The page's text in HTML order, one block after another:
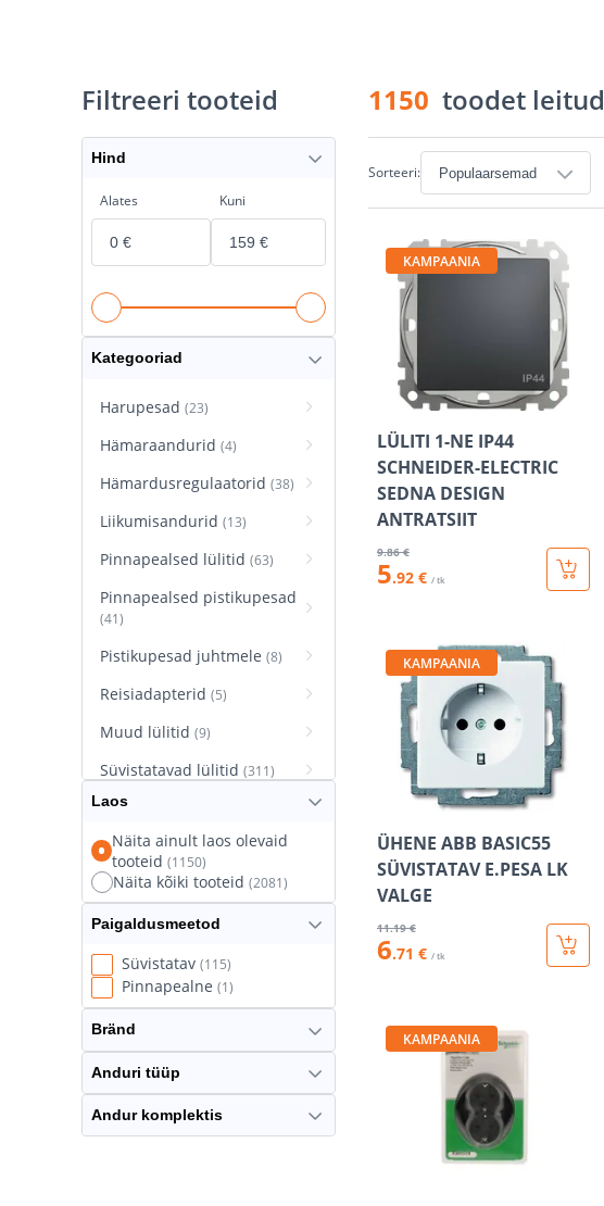
1150 toodet leitud
Sorteeri:
KAMPAANIA
LÜLITI 1-NE IP44
SCHNEIDER-ELECTRIC
SEDNA DESIGN
ANTRATSIIT
9.86 €
5.92 € / tk
KAMPAANIA
ÜHENE ABB BASIC55
SÜVISTATAV E.PESA LK
VALGE
11.19 €
6.71 € / tk
KAMPAANIA
Filtreeri tooteid
Hind
Alates Kuni
Kategooriad
Harupesad (23)
Hämaraandurid (4)
Hämardusregulaatorid (38)
Liikumisandurid (13)
Pinnapealsed lülitid (63)
Pinnapealsed pistikupesad
(41)
Pistikupesad juhtmele (8)
Reisiadapterid (5)
Muud lülitid (9)
Süvistatavad lülitid (311)
Süvistatavad pistikupesad
Termostaatlülitid
Laos
Näita ainult laos olevaid
tooteid (1150)
Näita kõiki tooteid (2081)
Paigaldusmeetod
Süvistatav (115)
Pinnapealne (1)
Bränd
Anduri tüüp
Andur komplektis